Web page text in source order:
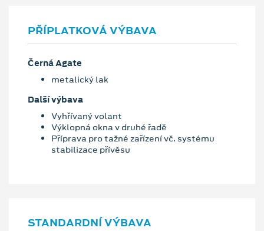
PŘÍPLATKOVÁ VÝBAVA
Černá Agate
metalický lak
Další výbava
Vyhřívaný volant
Výklopná okna v druhé řadě
Příprava pro tažné zařízení vč. systému
stabilizace přívěsu
STANDARDNÍ VÝBAVA